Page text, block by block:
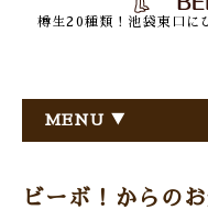
樽生20種類！池袋東口に
MENU ▼
ビーボ！からのお